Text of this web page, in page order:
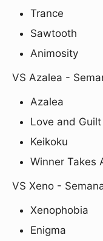
Trance
Sawtooth
Animosity
VS Azalea -
Azalea
Love and Guilt
Keikoku
Winner Takes
VS Xeno -
Xenophobia
Enigma